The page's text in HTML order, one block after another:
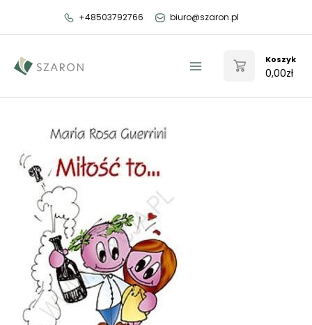
+48503792766 biuro@szaron.pl
Menu
Koszyk
0,00zł